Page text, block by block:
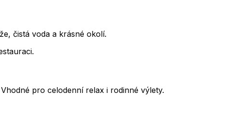
čistá voda a krásné okolí.
pro celodenní relax i rodinné výlety.